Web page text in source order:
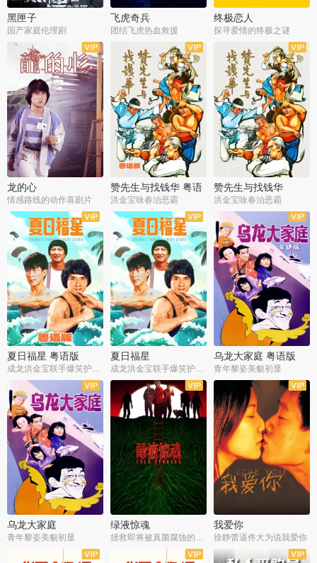
黑匣子
国产家庭伦理剧
飞虎奇兵
团结飞虎热血救援
终极恋人
探寻爱情的终极之谜
龙的心
情感路线的动作喜剧片
赞先生与找钱华 粤语
版
洪金宝咏春治恶霸
赞先生与找钱华
洪金宝咏春治恶霸
夏日福星 粤语版
成龙洪金宝联手爆笑护美女
夏日福星
成龙洪金宝联手爆笑护美女
乌龙大家庭 粤语版
青年黎姿美貌初显
乌龙大家庭
青年黎姿美貌初显
绿液惊魂
拯救即将被真菌腐蚀的世界
我爱你
徐静蕾逼佟大为说我爱你